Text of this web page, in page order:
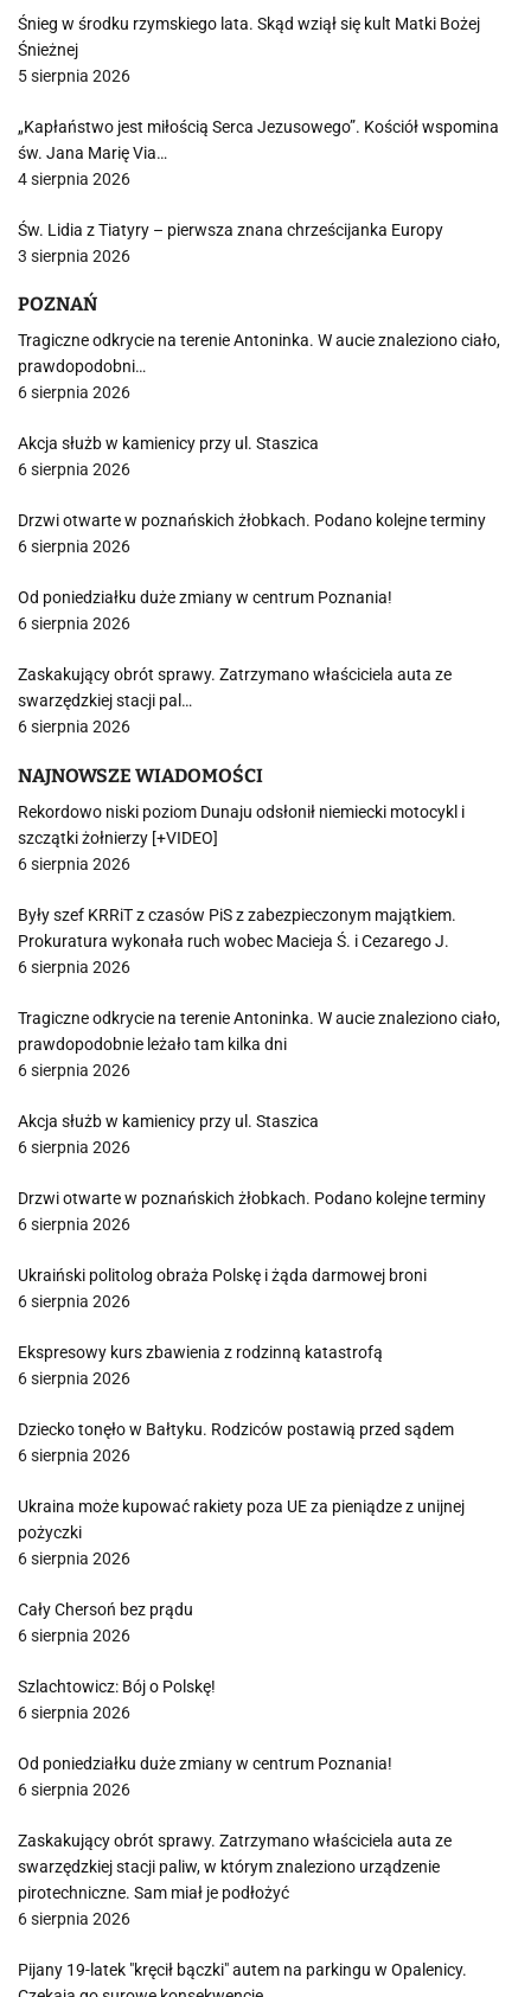
Śnieg w środku rzymskiego lata. Skąd wziął się kult Matki Bożej
Śnieżnej
5 sierpnia 2026
„Kapłaństwo jest miłością Serca Jezusowego”. Kościół wspomina
św. Jana Marię Via…
4 sierpnia 2026
Św. Lidia z Tiatyry – pierwsza znana chrześcijanka Europy
3 sierpnia 2026
POZNAŃ
Tragiczne odkrycie na terenie Antoninka. W aucie znaleziono ciało,
prawdopodobni…
6 sierpnia 2026
Akcja służb w kamienicy przy ul. Staszica
6 sierpnia 2026
Drzwi otwarte w poznańskich żłobkach. Podano kolejne terminy
6 sierpnia 2026
Od poniedziałku duże zmiany w centrum Poznania!
6 sierpnia 2026
Zaskakujący obrót sprawy. Zatrzymano właściciela auta ze
swarzędzkiej stacji pal…
6 sierpnia 2026
NAJNOWSZE WIADOMOŚCI
Rekordowo niski poziom Dunaju odsłonił niemiecki motocykl i
szczątki żołnierzy [+VIDEO]
6 sierpnia 2026
Były szef KRRiT z czasów PiS z zabezpieczonym majątkiem.
Prokuratura wykonała ruch wobec Macieja Ś. i Cezarego J.
6 sierpnia 2026
Tragiczne odkrycie na terenie Antoninka. W aucie znaleziono ciało,
prawdopodobnie leżało tam kilka dni
6 sierpnia 2026
Akcja służb w kamienicy przy ul. Staszica
6 sierpnia 2026
Drzwi otwarte w poznańskich żłobkach. Podano kolejne terminy
6 sierpnia 2026
Ukraiński politolog obraża Polskę i żąda darmowej broni
6 sierpnia 2026
Ekspresowy kurs zbawienia z rodzinną katastrofą
6 sierpnia 2026
Dziecko tonęło w Bałtyku. Rodziców postawią przed sądem
6 sierpnia 2026
Ukraina może kupować rakiety poza UE za pieniądze z unijnej
pożyczki
6 sierpnia 2026
Cały Chersoń bez prądu
6 sierpnia 2026
Szlachtowicz: Bój o Polskę!
6 sierpnia 2026
Od poniedziałku duże zmiany w centrum Poznania!
6 sierpnia 2026
Zaskakujący obrót sprawy. Zatrzymano właściciela auta ze
swarzędzkiej stacji paliw, w którym znaleziono urządzenie
pirotechniczne. Sam miał je podłożyć
6 sierpnia 2026
Pijany 19-latek "kręcił bączki" autem na parkingu w Opalenicy.